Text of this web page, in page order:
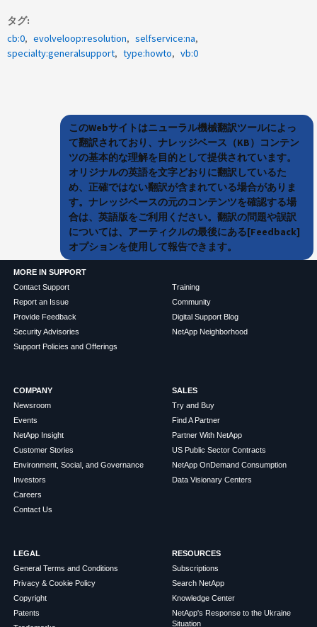
タグ
cb:0
evolveloop:resolution
selfservice:na
specialty:generalsupport
type:howto vb:0
このWebサイトはニューラル機械翻訳ツールによっ
て翻訳されており、ナレッジベース（KB）コンテン
ツの基本的な理解を目的として提供されています。
オリジナルの英語を文字どおりに翻訳しているた
め、正確ではない翻訳が含まれている場合がありま
す。ナレッジベースの元のコンテンツを確認する場
合は、英語版をご利用ください。翻訳の問題や誤訳
については、アーティクルの最後にある[Feedback]
オプションを使用して報告できます。
MORE IN SUPPORT
Contact Support
Report an Issue
Provide Feedback
Security Advisories
Support Policies and Offerings
Training
Community
Digital Support Blog
NetApp Neighborhood
COMPANY
Newsroom
Events
NetApp Insight
Customer Stories
Environment, Social, and Governance
Investors
Careers
Contact Us
SALES
Try and Buy
Find A Partner
Partner With NetApp
US Public Sector Contracts
NetApp OnDemand Consumption
Data Visionary Centers
LEGAL
General Terms and Conditions
Privacy & Cookie Policy
Copyright
Patents
RESOURCES
Subscriptions
Search NetApp
Knowledge Center
NetApp's Response to the Ukraine
Situation